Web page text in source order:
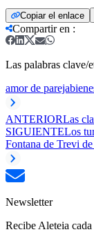
Copiar el enlace
Compartir en :
Las palabras clave/
amor de pareja
ANTERIORLas
SIGUIENTELos
Fontana de Trevi
Newsletter
Recibe Aleteia